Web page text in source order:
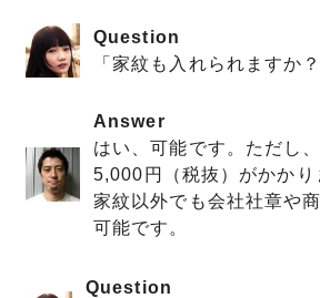
Question
「家紋も入れられますか？
Answer
はい、可能です。ただし
5,000円（税抜）がかかり
家紋以外でも会社社章や
可能です。
Question